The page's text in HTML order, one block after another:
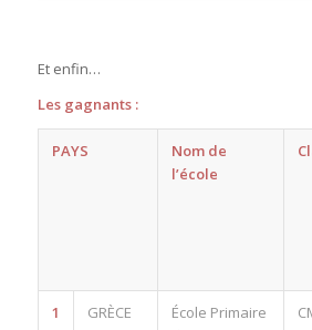
Et enfin…
Les gagnants :
PAYS
Nom de
l’école
1 GRÈCE
École Primaire